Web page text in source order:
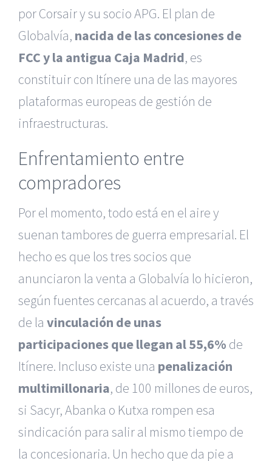
por Corsair y su socio APG. El plan de
Globalvía, nacida de las concesiones de
FCC y la antigua Caja Madrid, es
constituir con Itínere una de las mayores
plataformas europeas de gestión de
infraestructuras.
Enfrentamiento entre
compradores
Por el momento, todo está en el aire y
suenan tambores de guerra empresarial. El
hecho es que los tres socios que
anunciaron la venta a Globalvía lo hicieron,
según fuentes cercanas al acuerdo, a través
de la vinculación de unas
participaciones que llegan al 55,6% de
Itínere. Incluso existe una penalización
multimillonaria, de 100 millones de euros,
si Sacyr, Abanka o Kutxa rompen esa
sindicación para salir al mismo tiempo de
la concesionaria. Un hecho que da pie a